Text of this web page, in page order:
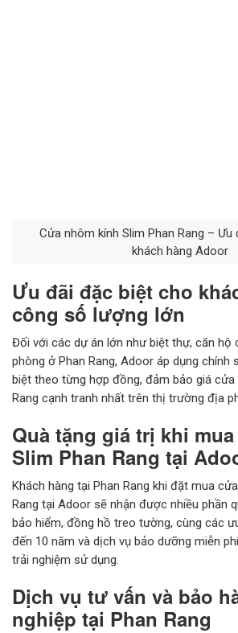
Cửa nhôm kính Slim Phan Rang –
khách hàng Adoor
Ưu đãi đặc biệt cho
công số lượng lớn
Đối với các dự án lớn như biệt thự, căn hộ
phòng ở Phan Rang, Adoor áp dụng chính
biệt theo từng hợp đồng, đảm bảo giá cửa
Rang cạnh tranh nhất trên thị trường địa
Quà tặng giá trị khi
Slim Phan Rang tại
Khách hàng tại Phan Rang khi đặt mua
Rang tại Adoor sẽ nhận được nhiều phần
bảo hiểm, đồng hồ treo tường, cùng các
đến 10 năm và dịch vụ bảo dưỡng miễn
trải nghiệm sử dụng.
Dịch vụ tư vấn và bảo
nghiệp tại Phan Rang